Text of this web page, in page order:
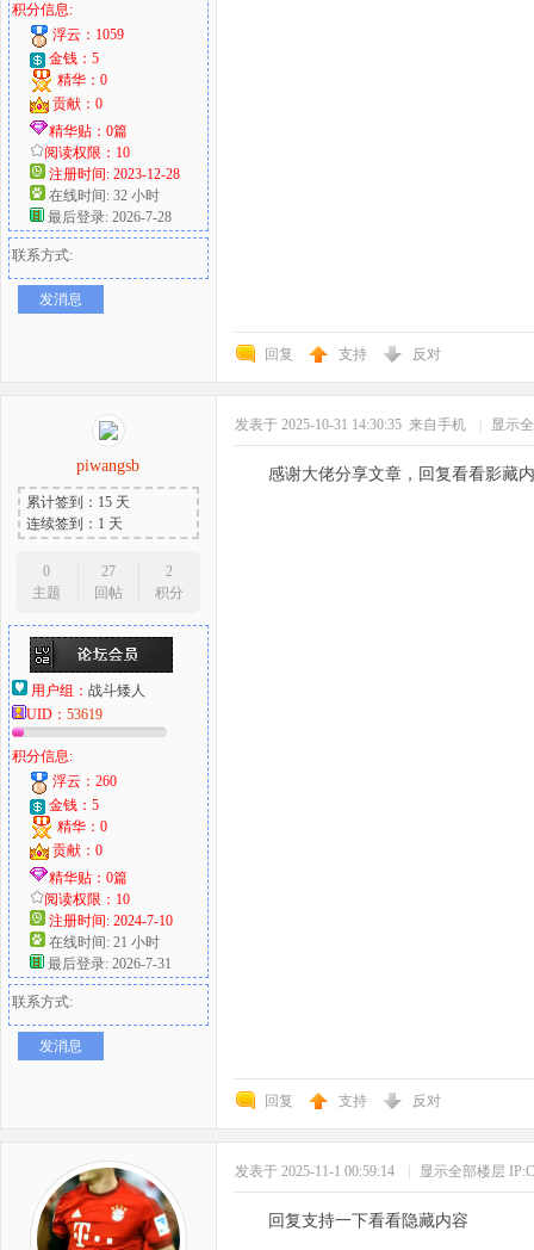
积分信息:
浮云：1059
金钱：5
精华：0
贡献：0
精华贴：0篇
阅读权限：10
注册时间: 2023-12-28
在线时间: 32 小时
最后登录: 2026-7-28
联系方式:
发消息
回复 支持 反对
piwangsb
累计签到：15 天
连续签到：1 天
0
主题
27
回帖
2
积分
用户组： 战斗矮人
UID： 53619
积分信息:
浮云：260
金钱：5
精华：0
贡献：0
精华贴：0篇
阅读权限：10
注册时间: 2024-7-10
在线时间: 21 小时
最后登录: 2026-7-31
联系方式:
发消息
发表于 2025-10-31 14:30:35 来自手机 显示
感谢大佬分享文章，回复看看影藏
回复 支持 反对
发表于 2025-11-1 00:59:14 显示全部楼层
回复支持一下看看隐藏内容